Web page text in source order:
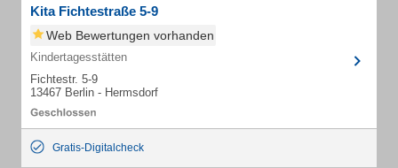
Kita Fichtestraße 5-9
Web Bewertungen vorhanden
Kindertagesstätten
Fichtestr. 5-9
13467 Berlin - Hermsdorf
Gratis-Digitalcheck